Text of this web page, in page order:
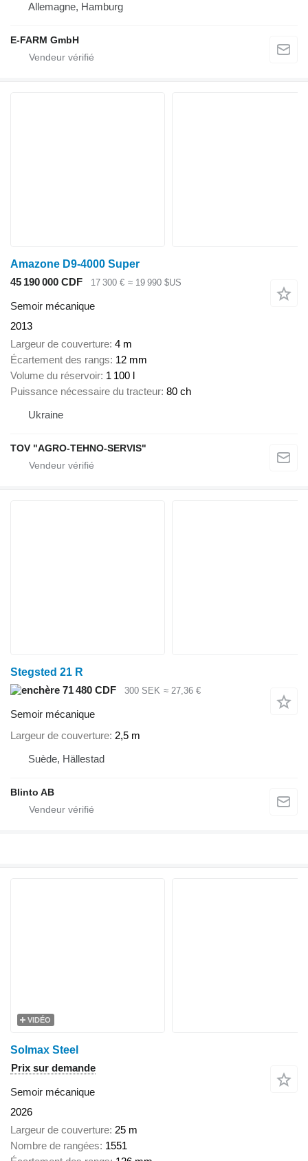
Allemagne, Hamburg
E-FARM GmbH
Amazone D9-4000 Super
45 190 000 CDF
17 300 € ≈ 19 990 $US
Semoir mécanique
2013
Largeur de couverture 4 m
Écartement des rangs 12 mm
Volume du réservoir 1 100 l
Puissance nécessaire du tracteur 80 ch
Ukraine
TOV "AGRO-TEHNO-SERVIS"
Stegsted 21 R
71 480 CDF
300 SEK ≈ 27,36 €
Semoir mécanique
Largeur de couverture 2,5 m
Suède, Hällestad
Blinto AB
VIDÉO
Solmax Steel
Prix sur demande
Semoir mécanique
2026
Largeur de couverture 25 m
Nombre de rangées 1551